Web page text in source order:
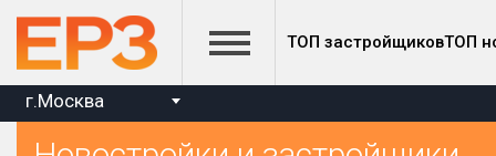
ТОП застройщиковТОП
г.Москва